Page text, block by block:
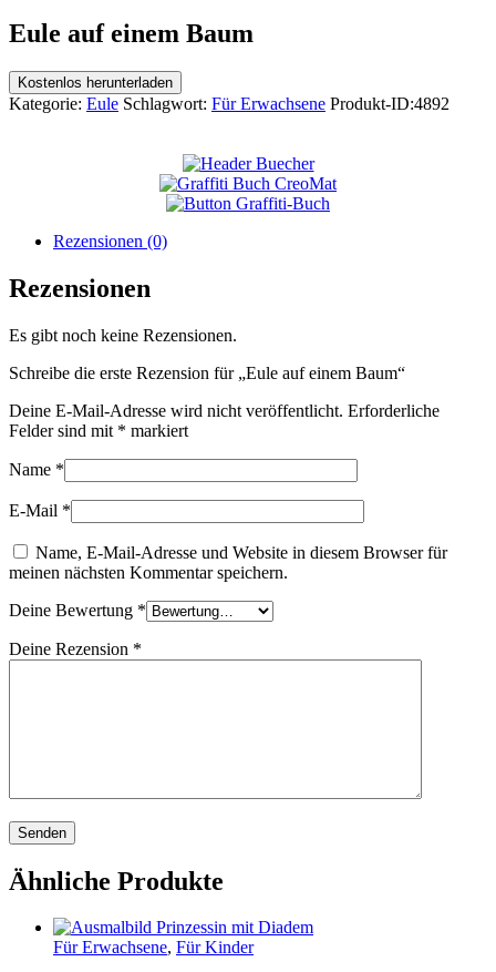
Eule auf einem Baum
Kostenlos herunterladen
Kategorie: Eule Schlagwort: Für Erwachsene Produkt-ID:4892
Rezensionen (0)
Rezensionen
Es gibt noch keine Rezensionen.
Schreibe die erste Rezension für „Eule auf einem Baum“
Deine E-Mail-Adresse wird nicht veröffentlicht. Erforderliche
Felder sind mit * markiert
Name *
E-Mail *
Name, E-Mail-Adresse und Website in diesem Browser für
meinen nächsten Kommentar speichern.
Deine Bewertung *
Deine Rezension *
Ähnliche Produkte
Für Erwachsene, Für Kinder